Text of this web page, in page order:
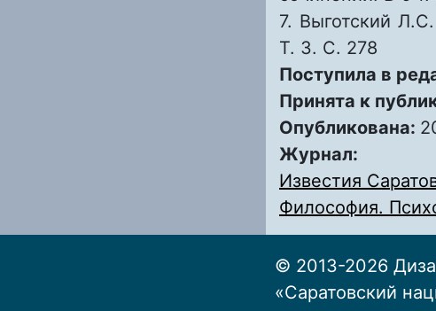
7. Выготский
Т. 3. С. 278
Поступила в
Принята к
Опубликована:
Журнал:
Известия
Философия.
© 2013-2026
«Саратовский